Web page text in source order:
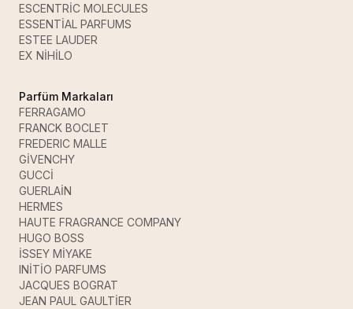
ESCENTRİC MOLECULES
ESSENTİAL PARFUMS
ESTEE LAUDER
EX NİHİLO
Parfüm Markaları
FERRAGAMO
FRANCK BOCLET
FREDERIC MALLE
GİVENCHY
GUCCİ
GUERLAİN
HERMES
HAUTE FRAGRANCE COMPANY
HUGO BOSS
İSSEY MİYAKE
INİTİO PARFUMS
JACQUES BOGRAT
JEAN PAUL GAULTİER